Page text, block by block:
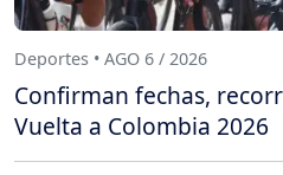
Deportes • AGO 6 / 2026
Confirman fechas,
Vuelta a Colombia 2026